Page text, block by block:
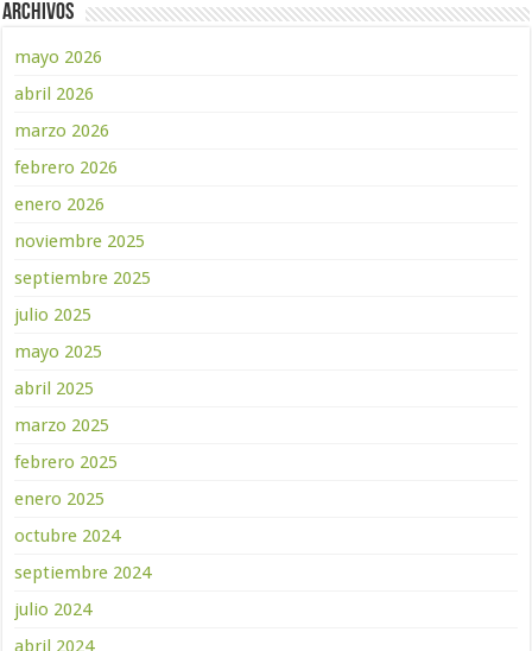
Archivos
mayo 2026
abril 2026
marzo 2026
febrero 2026
enero 2026
noviembre 2025
septiembre 2025
julio 2025
mayo 2025
abril 2025
marzo 2025
febrero 2025
enero 2025
octubre 2024
septiembre 2024
julio 2024
abril 2024